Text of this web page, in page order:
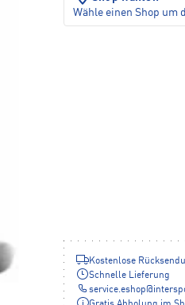
Wähle einen Shop um
Kostenlose
Schnelle Lieferung
service.eshop@